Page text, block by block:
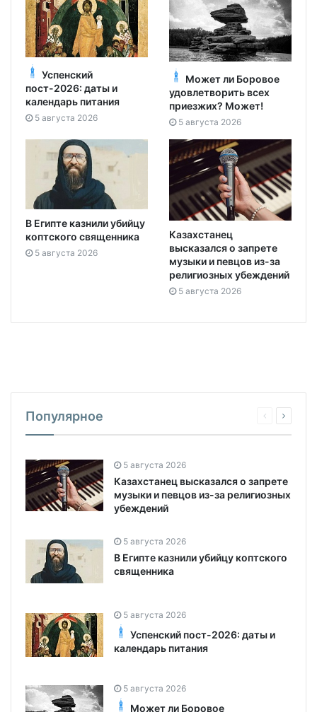
Успенский
пост-2026: даты и
календарь питания
5 августа 2026
Может ли Боровое
удовлетворить всех
приезжих? Может!
5 августа 2026
В Египте казнили убийцу
коптского священника
5 августа 2026
Казахстанец
высказался о запрете
музыки и певцов из-за
религиозных убеждений
5 августа 2026
Популярное
5 августа 2026
Казахстанец высказался о запрете
музыки и певцов из-за религиозных
убеждений
5 августа 2026
В Египте казнили убийцу коптского
священника
5 августа 2026
Успенский пост-2026: даты и
календарь питания
5 августа 2026
Может ли Боровое